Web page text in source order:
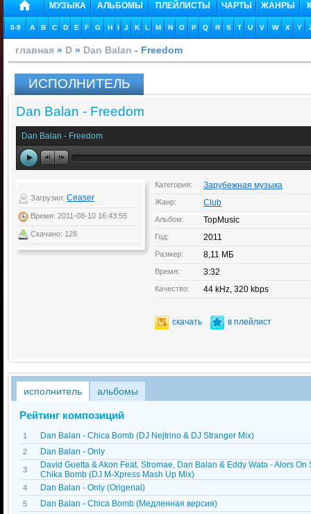
МУЗЫКА АЛЬБОМЫ ПЛЕЙЛИСТЫ ЧАРТЫ ЖАНРЫ
0-9 A B C D E F G H I J K L M N O P Q R S T U V W X Y
главная » D » Dan Balan - Freedom
ИСПОЛНИТЕЛЬ
Dan Balan - Freedom
Dan Balan - Freedom
Загрузил: Ceaser
Время: 2011-08-10 16:43:55
Скачано: 128
Категория: Зарубежная музыка
Жанр: Club
Альбом: TopMusic
Год: 2011
Размер: 8,11 МБ
Время: 3:32
Качество: 44 kHz, 320 kbps
скачать в плейлист
исполнитель альбомы
Рейтинг композиций
1 Dan Balan - Chica Bomb (DJ Nejtrino & DJ Stranger Mix)
2 Dan Balan - Only
3
David Guetta & Akon Feat. Stromae, Dan Balan & Eddy Wata - Alors On
Chika Bomb (DJ M-Xpress Mash Up Mix)
4 Dan Balan - Only (Origenal)
5 Dan Balan - Chica Bomb (Медленная версия)